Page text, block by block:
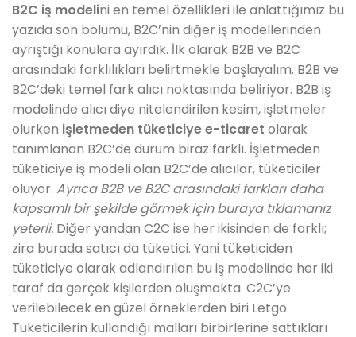
B2C iş modelini en temel özellikleri ile anlattığımız bu
yazıda son bölümü, B2C’nin diğer iş modellerinden
ayrıştığı konulara ayırdık. İlk olarak B2B ve B2C
arasındaki farklılıkları belirtmekle başlayalım. B2B ve
B2C’deki temel fark alıcı noktasında beliriyor. B2B iş
modelinde alıcı diye nitelendirilen kesim, işletmeler
olurken işletmeden tüketiciye e-ticaret olarak
tanımlanan B2C’de durum biraz farklı. İşletmeden
tüketiciye iş modeli olan B2C’de alıcılar, tüketiciler
oluyor. Ayrıca B2B ve B2C arasındaki farkları daha
kapsamlı bir şekilde görmek için buraya tıklamanız
yeterli. Diğer yandan C2C ise her ikisinden de farklı;
zira burada satıcı da tüketici. Yani tüketiciden
tüketiciye olarak adlandırılan bu iş modelinde her iki
taraf da gerçek kişilerden oluşmakta. C2C’ye
verilebilecek en güzel örneklerden biri Letgo.
Tüketicilerin kullandığı malları birbirlerine sattıkları